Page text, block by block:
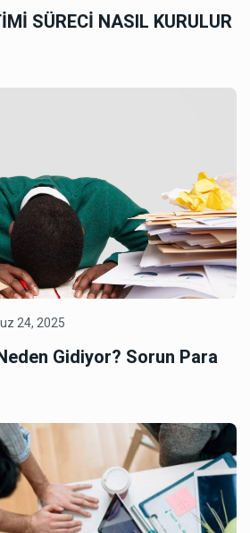
SÜRECİ NASIL KURULUR
24, 2025
Gidiyor? Sorun Para